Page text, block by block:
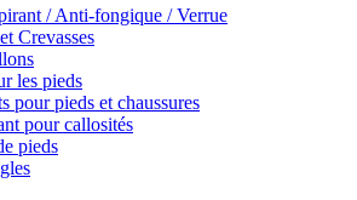
/ Anti-fongique / Verrue
Crevasses
les pieds
pour pieds et chaussures
pour callosités
pieds